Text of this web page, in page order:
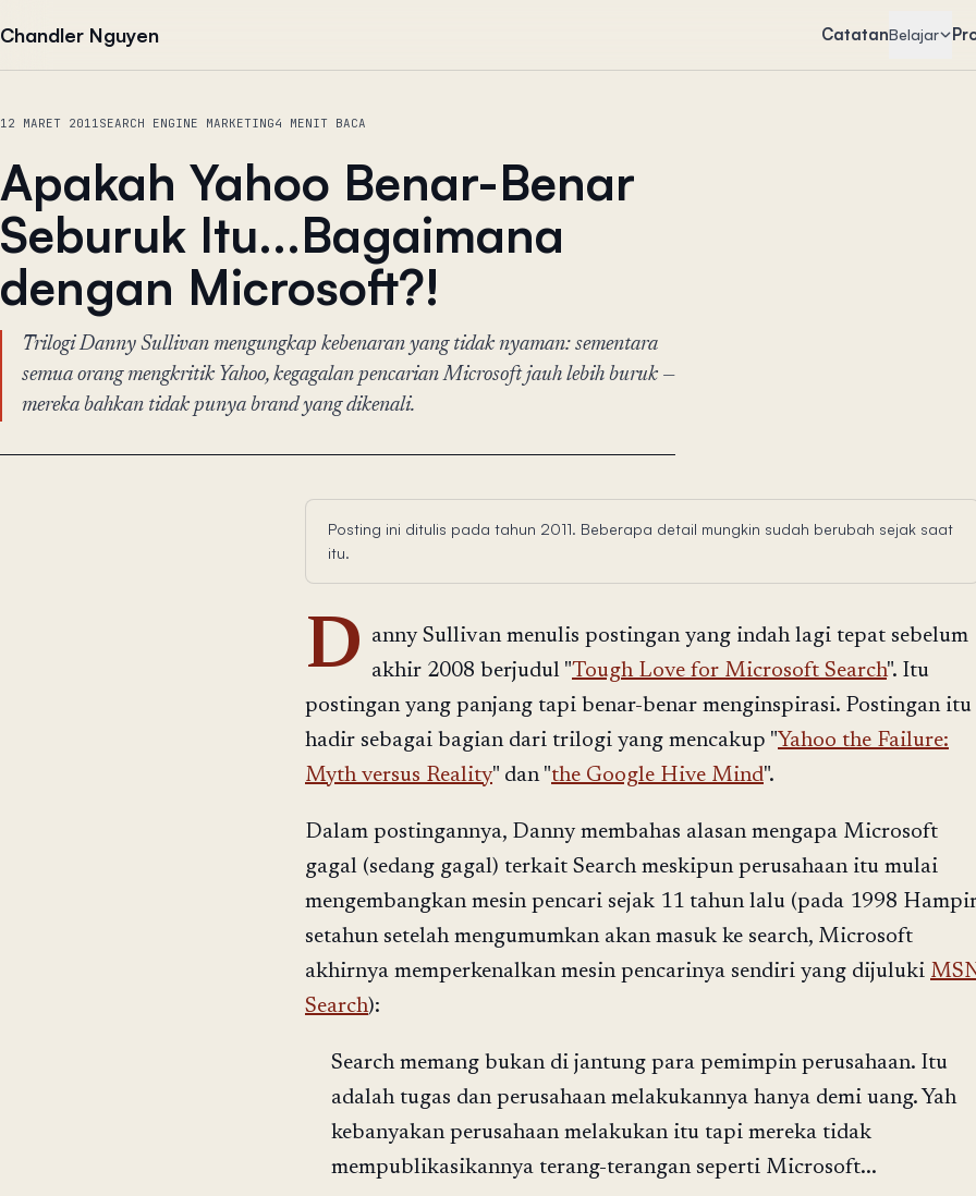
Chandler Nguyen CatatanBelajar
12 MARET 2011SEARCH ENGINE MARKETING4 MENIT BACA
Apakah Yahoo Benar-Benar
Seburuk Itu...Bagaimana
dengan Microsoft?!
Trilogi Danny Sullivan mengungkap kebenaran yang tidak nyaman: sementara
semua orang mengkritik Yahoo, kegagalan pencarian Microsoft jauh lebih buruk —
mereka bahkan tidak punya brand yang dikenali.
Posting ini ditulis pada tahun 2011. Beberapa detail mungkin sudah berubah sejak saat
itu.
D anny Sullivan menulis postingan yang indah lagi tepat sebelum
akhir 2008 berjudul "Tough Love for Microsoft Search". Itu
postingan yang panjang tapi benar-benar menginspirasi. Postingan itu
hadir sebagai bagian dari trilogi yang mencakup "Yahoo the Failure:
Myth versus Reality" dan "the Google Hive Mind".
Dalam postingannya, Danny membahas alasan mengapa Microsoft
gagal (sedang gagal) terkait Search meskipun perusahaan itu mulai
mengembangkan mesin pencari sejak 11 tahun lalu (pada 1998
setahun setelah mengumumkan akan masuk ke search, Microsoft
akhirnya memperkenalkan mesin pencarinya sendiri yang dijuluki
Search):
Search memang bukan di jantung para pemimpin perusahaan. Itu
adalah tugas dan perusahaan melakukannya hanya demi uang. Yah
kebanyakan perusahaan melakukan itu tapi mereka tidak
mempublikasikannya terang-terangan seperti Microsoft...